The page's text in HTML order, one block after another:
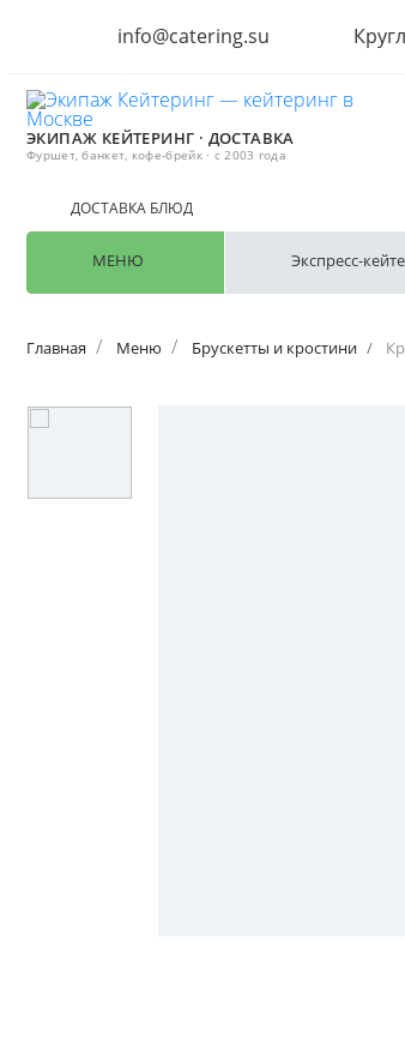
info@catering.su
ЭКИПАЖ КЕЙТЕРИНГ · ДОСТАВКА
Фуршет, банкет, кофе-брейк · с 2003 года
ДОСТАВКА БЛЮД
МЕНЮ Экспресс-
Главная Меню Брускетты и кростини